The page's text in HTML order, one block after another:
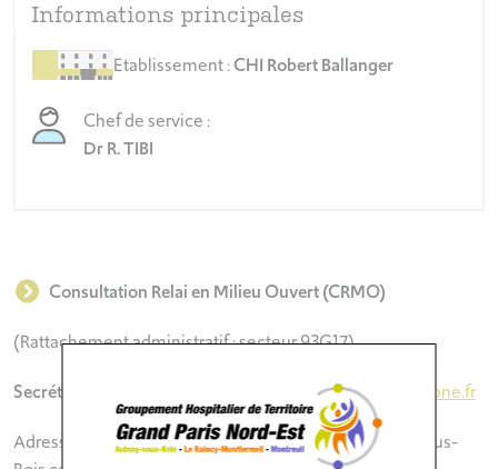
Informations principales
Etablissement :CHI Robert Ballanger
Chef de service :
Dr R. TIBI
Consultation Relai en Milieu Ouvert (CRMO)
(Rattachement administratif : secteur 93G17)
Secrétariat
rb.secretariat.rmo@ght-gpne.fr
Adresse : CHI Robert Ballanger, Bat.27, 93602 Aulnay-sous-